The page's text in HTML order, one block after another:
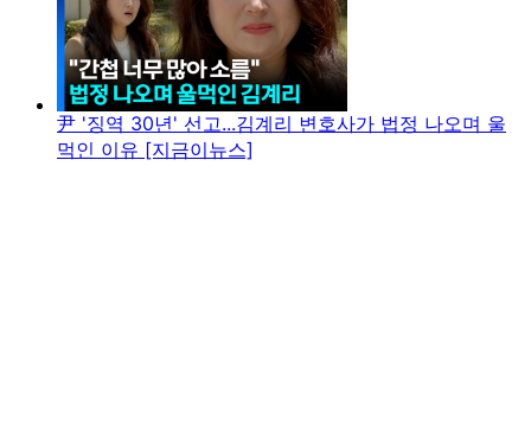
尹 '징역 30년' 선고...김계리 변호사가 법정 나오며 울
먹인 이유 [지금이뉴스]